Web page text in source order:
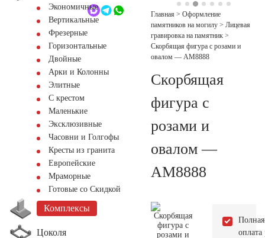
Обратный звонокЭкономичные
Вертикальные
Фрезерные
Горизонтальные
Двойные
Арки и Колонны
Элитные
С крестом
Маленькие
Эксклюзивные
Часовни и Голгофы
Кресты из гранита
Европейские
Мраморные
Готовые со Скидкой
Комплексы
Цоколя
Главная > Оформление
памятников на могилу > Лицевая
гравировка на памятник >
Скорбящая фигура с розами и
овалом — AM8888
Скорбящая
фигура с
розами и
овалом —
AM8888
Полная
оплата